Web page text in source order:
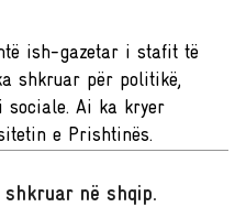
ish-gazetar i stafit të
shkruar për politikë,
sociale. Ai ka kryer
e Prishtinës.
në shqip.